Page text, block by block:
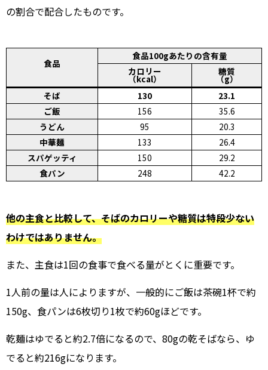
の割合で配合したものです。
食品
食品100gあたりの含有量
カロリー
（kcal）
糖質
（g）
そば
130
23.1
ご飯
156
35.6
うどん
95
20.3
中華麺
133
26.4
スパゲッティ
150
29.2
食パン
248 42.2
他の主食と比較して、そばのカロリーや糖質は特段少ない
わけではありません。
また、主食は1回の食事で食べる量がとくに重要です。
1人前の量は人によりますが、一般的にご飯は茶碗1杯で約
150g、食パンは6枚切り1枚で約60gほどです。
乾麺はゆでると約2.7倍になるので、80gの乾そばなら、ゆ
でると約216gになります。